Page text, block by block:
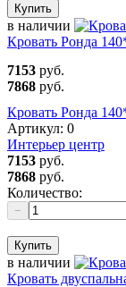
Купить
в наличии
Кровать Ронда
7153 руб.
7868 руб.
Кровать Ронда
Артикул: 0
Интерьер центр
7153 руб.
7868 руб.
Количество:
−
Купить
в наличии
Кровать